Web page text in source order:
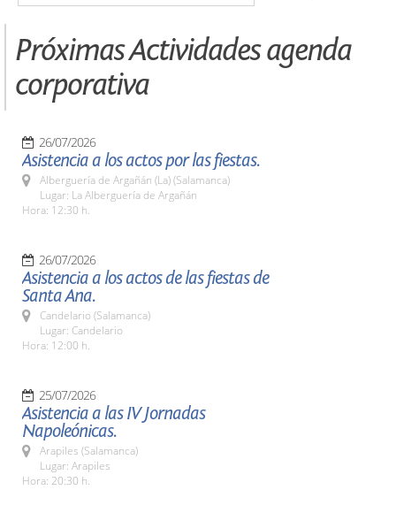
Próximas Actividades agenda
corporativa
26/07/2026
Asistencia a los actos por las fiestas.
Alberguería de Argañán (La) (Salamanca)
Lugar: La Alberguería de Argañán
Hora: 12:30 h.
26/07/2026
Asistencia a los actos de las fiestas de
Santa Ana.
Candelario (Salamanca)
Lugar: Candelario
Hora: 12:00 h.
25/07/2026
Asistencia a las IV Jornadas
Napoleónicas.
Arapiles (Salamanca)
Lugar: Arapiles
Hora: 20:30 h.